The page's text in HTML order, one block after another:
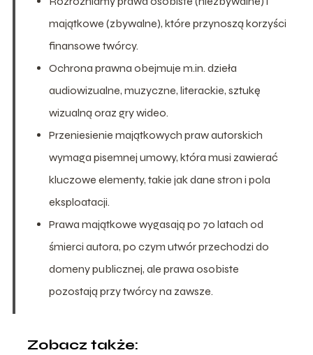
majątkowe (zbywalne), które przynoszą korzyści
finansowe twórcy.
Ochrona prawna obejmuje m.in. dzieła
audiowizualne, muzyczne, literackie, sztukę
wizualną oraz gry wideo.
Przeniesienie majątkowych praw autorskich
wymaga pisemnej umowy, która musi zawierać
kluczowe elementy, takie jak dane stron i pola
eksploatacji.
Prawa majątkowe wygasają po 70 latach od
śmierci autora, po czym utwór przechodzi do
domeny publicznej, ale prawa osobiste
pozostają przy twórcy na zawsze.
Zobacz także: